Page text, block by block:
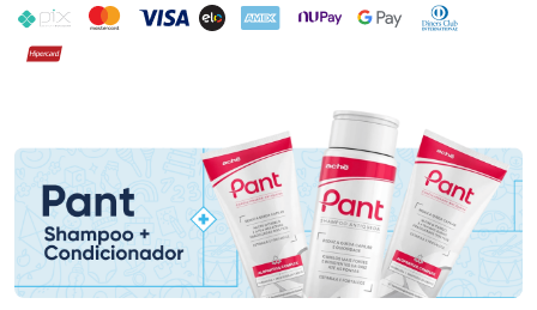
PIX MasterCard
VISA ELO AMEX NuPay Google PayDiners Club
Hipercard